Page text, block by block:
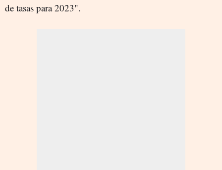
de tasas para 2023".